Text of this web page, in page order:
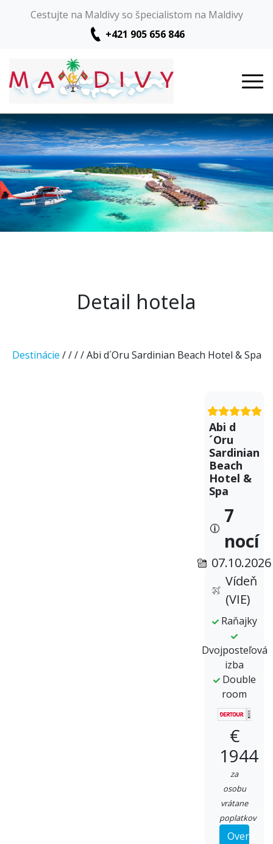
Cestujte na Maldivy so špecialistom na Maldivy
+421 905 656 846
Detail hotela
Destinácie //// Abi d´Oru Sardinian Beach Hotel & Spa
Abi d
´Oru
Sardinian
Beach
Hotel &
Spa
7
nocí
07.10.2026
Vídeň
(VIE)
Raňajky
Dvojposteľová
izba
Double
room
€
1944
za
osobu
vrátane
poplatkov
Overiť